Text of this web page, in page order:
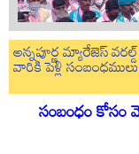
అన్నపూర్ణ మ్యారేజెస్
వారికి పెళ్లి
సంబంధం కోసం